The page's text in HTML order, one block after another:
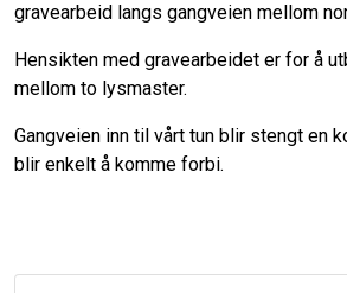
gravearbeid langs gangveien mellom
Hensikten med gravearbeidet er for å
mellom to lysmaster.
Gangveien inn til vårt tun blir stengt en
blir enkelt å komme forbi.